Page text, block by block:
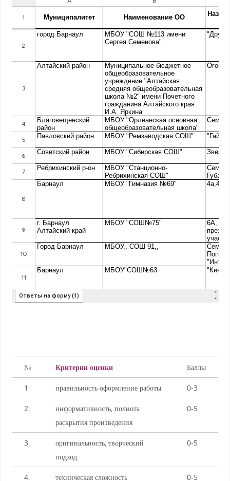
№ Критерии оценки Баллы
1 правильность оформление работы 0-3
2.
информативность, полнота
раскрытия произведения
0-5
3.
оригинальность, творческий
подход
0-5
4. техническая сложность 0-5